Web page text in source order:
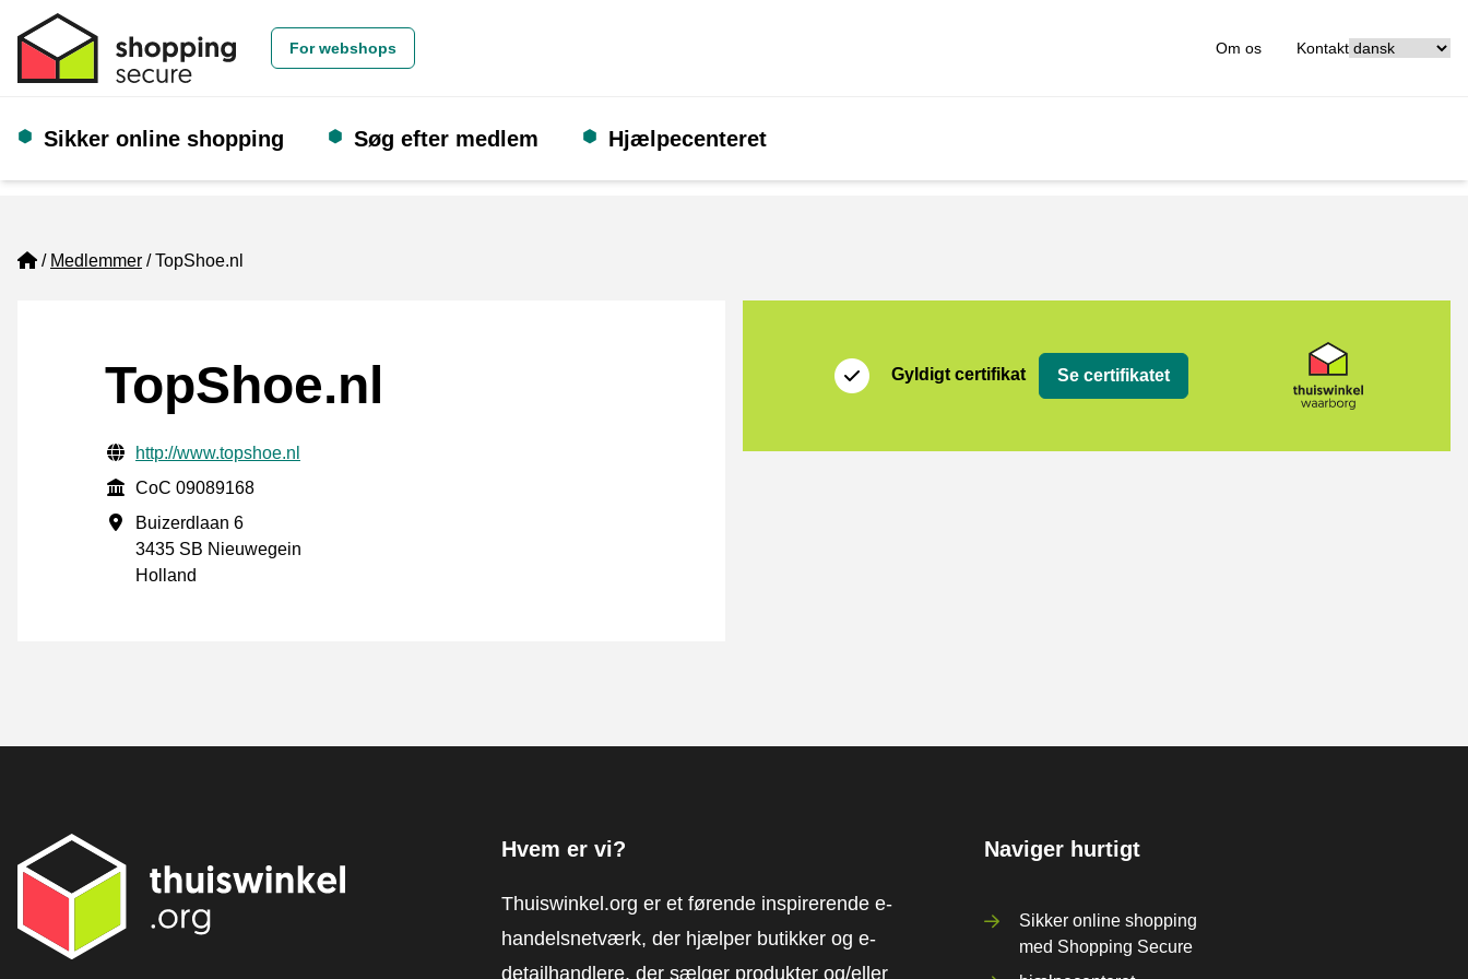
For webshops Om os Kontakt
Sikker online shopping Søg efter medlem Hjælpecenteret
Home
Medlemmer TopShoe.nl
TopShoe.nl
Verificerede kontaktoplysninger
Website URL
http://www.topshoe.nl
CoC
CoC 09089168
Forretningsadresse
Buizerdlaan 6
3435 SB Nieuwegein
Holland
Gyldigt certifikat Se certifikatet
Hvem er vi?
Thuiswinkel.org er et førende inspirerende e-
handelsnetværk, der hjælper butikker og e-
detailhandlere, der sælger produkter og/eller
Naviger hurtigt
Sikker online shopping
med Shopping Secure